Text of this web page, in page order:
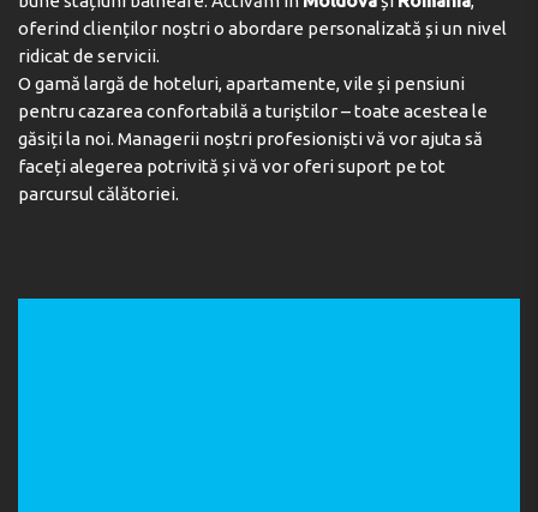
oferind clienților noștri o abordare personalizată și un nivel
ridicat de servicii.
O gamă largă de hoteluri, apartamente, vile și pensiuni
pentru cazarea confortabilă a turiștilor – toate acestea le
găsiți la noi. Managerii noștri profesioniști vă vor ajuta să
faceți alegerea potrivită și vă vor oferi suport pe tot
parcursul călătoriei.